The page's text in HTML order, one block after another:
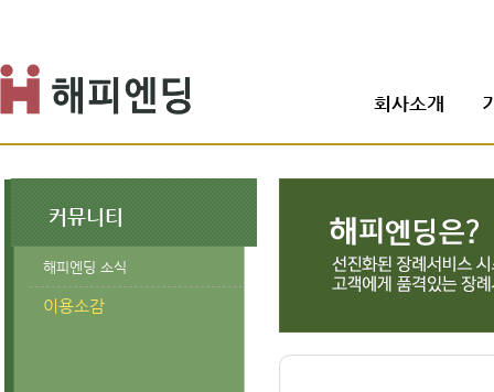
회사소개
커뮤니티
해피엔딩 소식
이용소감